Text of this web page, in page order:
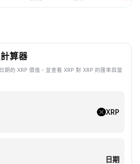
算器
期的 XRP 價值，並查看 XRP 對 XRP 的匯率與當
XRP
日期